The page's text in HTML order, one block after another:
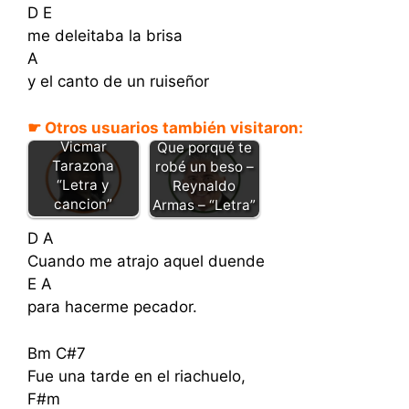
D E
me deleitaba la brisa
A
y el canto de un ruiseñor
☛ Otros usuarios también visitaron:
Beso robado -
Vicmar
Tarazona
“Letra y
cancion”
Que porqué te
robé un beso –
Reynaldo
Armas – “Letra”
D A
Cuando me atrajo aquel duende
E A
para hacerme pecador.
Bm C#7
Fue una tarde en el riachuelo,
F#m